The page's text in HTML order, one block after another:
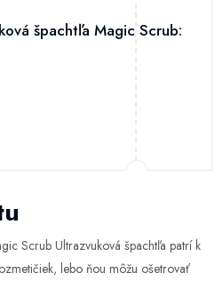
špachtľa Magic Scrub:
Scrub Ultrazvuková špachtľa patrí k
lebo ňou môžu ošetrovať